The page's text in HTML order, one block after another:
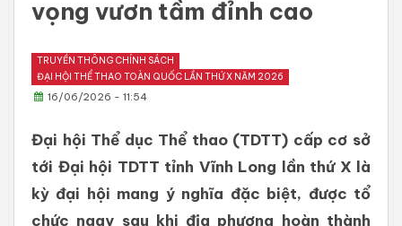
vọng vươn tầm đỉnh cao
TRUYỀN THÔNG CHÍNH SÁCH
ĐẠI HỘI THỂ THAO TOÀN QUỐC LẦN THỨ X NĂM 2026
16/06/2026 - 11:54
Đại hội Thể dục Thể thao (TDTT) cấp cơ sở
tới Đại hội TDTT tỉnh Vĩnh Long lần thứ X là
kỳ đại hội mang ý nghĩa đặc biệt, được tổ
chức ngay sau khi địa phương hoàn thành